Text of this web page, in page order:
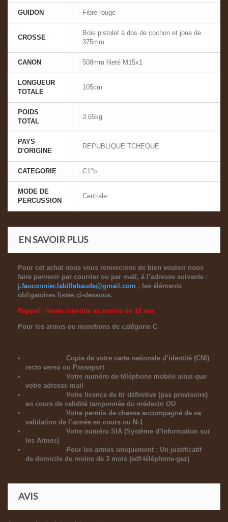
GUIDON Fibre rouge
CROSSE
Bois pistolet à dos de cochon et joue de
375mm
CANON 508mm fileté M15x1
LONGUEUR
TOTALE
105cm
POIDS
TOTAL
3.65kg
PAYS
D'ORIGINE
REPUBLIQUE TCHEQUE
CATEGORIE C1°b
MODE DE
PERCUSSION
Centrale
EN SAVOIR PLUS
Pour cet achat nous vous remercions de bien vouloir nous
faire parvenir par courrier ou par mail, à l’adresse suivante :
j.fauconnier.labillebaude@gmail.com , les éléments
obligatoires listés ci-dessous.
Rappel : Vente interdite au moins de 18 ans
Pour les armes ou munitions de catégorie C
Copie de votre carte nationale d’identité (CNI)
recto verso ou Passeport
Votre numéro de téléphone mobile ainsi que
votre adresse mail
Votre licence de tir définitive (pas provisoire)
en cours de validité tamponnée du médecin OU
Votre permis de chasse accompagné de sa
validation de l’année en cours ou N-1
Votre numéro SIA (Système d’Information sur
les Armes)
Pour les armes uniquement : Un justificatif
de domicile de moins de 3 mois (edf-téléphone-gaz)
AVIS